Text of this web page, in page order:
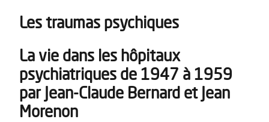
Les traumas psychiques
La vie dans les hôpitaux
psychiatriques de 1947 à 1959
par Jean-Claude Bernard et Jean
Morenon